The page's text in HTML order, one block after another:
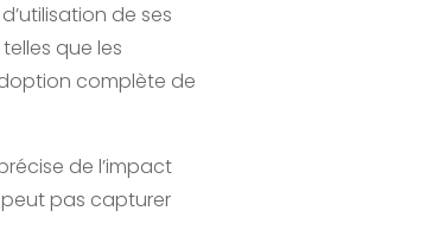
de ses
que les
complète de
de l’impact
peut pas capturer